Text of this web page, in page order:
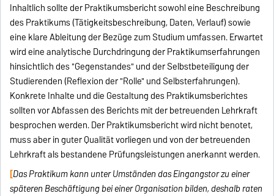
Inhaltlich sollte der Praktikumsbericht sowohl eine Beschreibung
des Praktikums (Tätigkeitsbeschreibung, Daten, Verlauf) sowie
eine klare Ableitung der Bezüge zum Studium umfassen. Erwartet
wird eine analytische Durchdringung der Praktikumserfahrungen
hinsichtlich des "Gegenstandes" und der Selbstbeteiligung der
Studierenden (Reflexion der "Rolle" und Selbsterfahrungen).
Konkrete Inhalte und die Gestaltung des Praktikumsberichtes
sollten vor Abfassen des Berichts mit der betreuenden Lehrkraft
besprochen werden. Der Praktikumsbericht wird nicht benotet,
muss aber in guter Qualität vorliegen und von der betreuenden
Lehrkraft als bestandene Prüfungsleistungen anerkannt werden.
[Das Praktikum kann unter Umständen das Eingangstor zu einer
späteren Beschäftigung bei einer Organisation bilden, deshalb raten